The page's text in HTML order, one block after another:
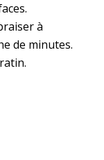
à
de minutes.